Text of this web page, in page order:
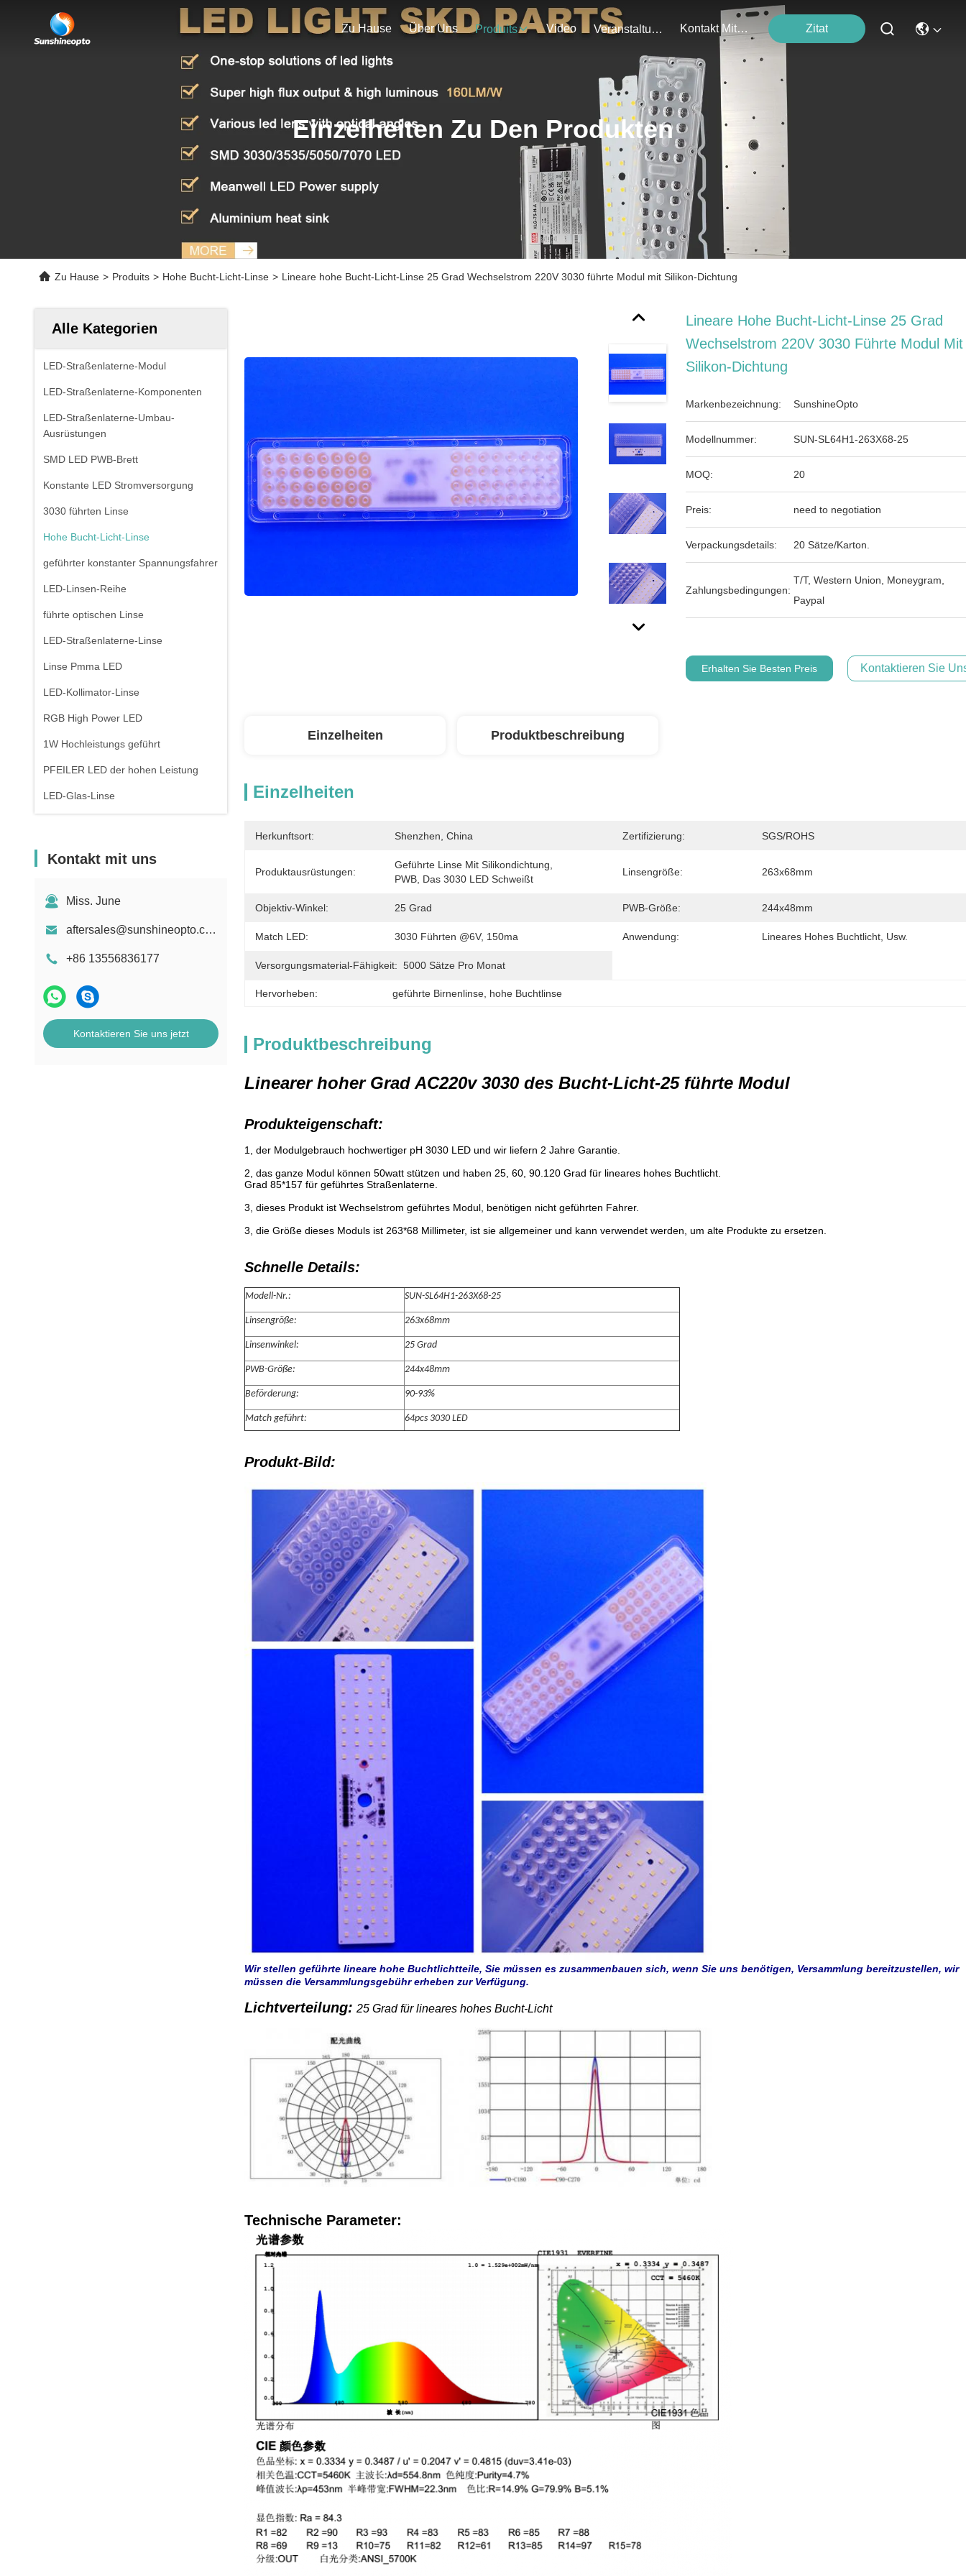
Zu Hause Über Uns Produits Video Veranstaltungen Kontakt Mit Uns Zitat
Einzelheiten Zu Den Produkten
Zu Hause > Produits > Hohe Bucht-Licht-Linse > Lineare hohe Bucht-Licht-Linse 25 Grad Wechselstrom 220V 3030 führte Modul mit Silikon-Dichtung
Alle Kategorien
LED-Straßenlaterne-Modul
LED-Straßenlaterne-Komponenten
LED-Straßenlaterne-Umbau-
Ausrüstungen
SMD LED PWB-Brett
Konstante LED Stromversorgung
3030 führten Linse
Hohe Bucht-Licht-Linse
geführter konstanter Spannungsfahrer
LED-Linsen-Reihe
führte optischen Linse
LED-Straßenlaterne-Linse
Linse Pmma LED
LED-Kollimator-Linse
RGB High Power LED
1W Hochleistungs geführt
PFEILER LED der hohen Leistung
LED-Glas-Linse
Kontakt mit uns
Miss. June
aftersales@sunshineopto.com
+86 13556836177
Kontaktieren Sie uns jetzt
Lineare Hohe Bucht-Licht-Linse 25 Grad
Wechselstrom 220V 3030 Führte Modul Mit
Silikon-Dichtung
Markenbezeichnung: SunshineOpto
Modellnummer: SUN-SL64H1-263X68-25
MOQ: 20
Preis: need to negotiation
Verpackungsdetails: 20 Sätze/Karton.
Zahlungsbedingungen:
T/T, Western Union, Moneygram,
Paypal
Erhalten Sie Besten Preis Kontaktieren Sie
Einzelheiten Produktbeschreibung
Einzelheiten
Herkunftsort: Shenzhen, China Zertifizierung: SGS/ROHS
Produktausrüstungen:
Geführte Linse Mit Silikondichtung,
PWB, Das 3030 LED Schweißt
Linsengröße: 263x68mm
Objektiv-Winkel: 25 Grad PWB-Größe: 244x48mm
Match LED: 3030 Führten @6V, 150ma Anwendung: Lineares Hohes Buchtlicht, Usw.
Versorgungsmaterial-Fähigkeit: 5000 Sätze Pro Monat
Hervorheben: geführte Birnenlinse hohe Buchtlinse
Produktbeschreibung
Linearer hoher Grad AC220v 3030 des Bucht-Licht-25 führte Modul
Produkteigenschaft:
1, der Modulgebrauch hochwertiger pH 3030 LED und wir liefern 2 Jahre Garantie.
2, das ganze Modul können 50watt stützen und haben 25, 60, 90.120 Grad für lineares hohes Buchtlicht.
Grad 85*157 für geführtes Straßenlaterne.
3, dieses Produkt ist Wechselstrom geführtes Modul, benötigen nicht geführten Fahrer.
3, die Größe dieses Moduls ist 263*68 Millimeter, ist sie allgemeiner und kann verwendet werden, um alte Produkte zu ersetzen.
Schnelle Details:
Modell-Nr.: SUN-SL64H1-263X68-25
Linsengröße: 263x68mm
Linsenwinkel: 25 Grad
PWB-Größe: 244x48mm
Beförderung: 90-93%
Match geführt: 64pcs 3030 LED
Produkt-Bild:
Wir stellen geführte lineare hohe Buchtlichtteile, Sie müssen es zusammenbauen sich, wenn Sie uns benötigen, Versammlung bereitzustellen, wir
müssen die Versammlungsgebühr erheben zur Verfügung.
Lichtverteilung: 25 Grad für lineares hohes Bucht-Licht
Technische Parameter: